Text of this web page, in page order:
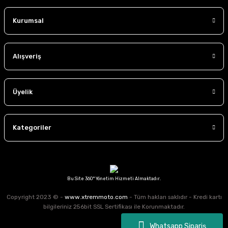
Whatsapp Sipariş
Kurumsal
Alışveriş
Üyelik
Kategoriler
Bu Site 360° Yönetim Hizmeti Almaktadır.
Copyright 2023 © - www.xtremmoto.com - Tüm hakları saklıdır - Kredi kartı
bilgileriniz 256bit SSL Sertifikası ile Korunmaktadır.